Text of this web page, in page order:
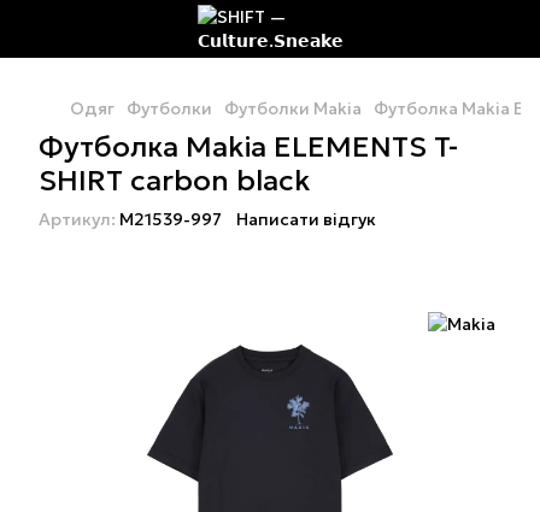
Одяг Футболки Футболки Makia Футболка Makia
Футболка Makia ELEMENTS T-
SHIRT carbon black
Артикул: M21539-997 Написати відгук